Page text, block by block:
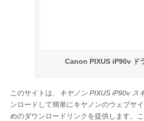
Canon PIXUS iP90v ド
このサイトは、 キヤノン PIXUS iP90v ス
ンロードして簡単にキヤノンのウェブサ
めのダウンロードリンクを提供します。